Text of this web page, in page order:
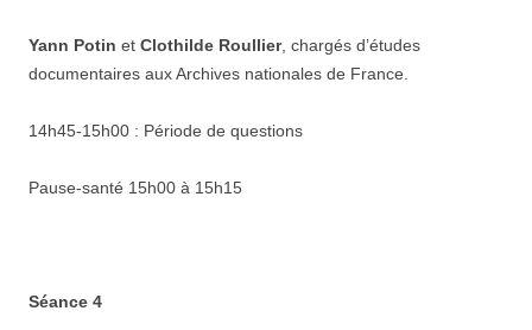
Yann Potin et Clothilde Roullier, chargés d’études
documentaires aux Archives nationales de France.
14h45-15h00 : Période de questions
Pause-santé 15h00 à 15h15
Séance 4